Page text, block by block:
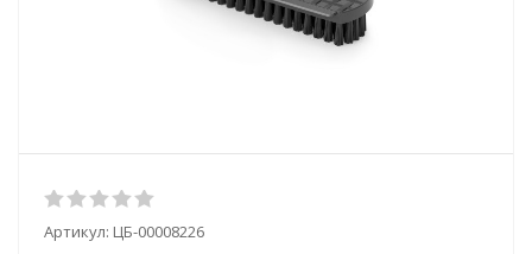
Артикул: ЦБ-00008226